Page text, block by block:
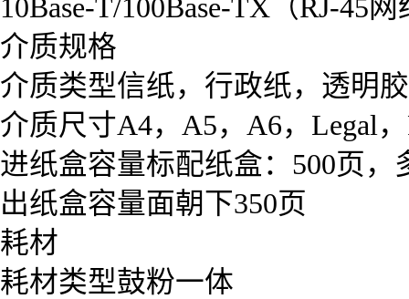
10Base-T/100Base-TX（RJ-45
介质规格
介质类型信纸，行政纸，透明
介质尺寸A4，A5，A6，Legal
进纸盒容量标配纸盒：500页，
出纸盒容量面朝下350页
耗材
耗材类型鼓粉一体